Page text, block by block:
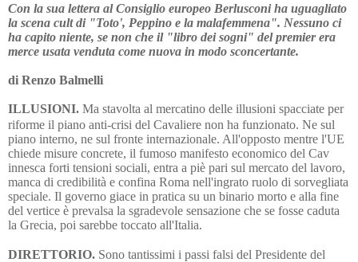
Con la sua lettera al Consiglio europeo Berlusconi ha uguagliato
la scena cult di "Toto', Peppino e la malafemmena". Nessuno ci
ha capito niente, se non che il "libro dei sogni" del premier era
merce usata venduta come nuova in modo sconcertante.
di Renzo Balmelli
ILLUSIONI. Ma stavolta al mercatino delle illusioni spacciate per
riforme il piano anti-crisi del Cavaliere non ha funzionato. Ne sul
piano interno, ne sul fronte internazionale. All'opposto mentre l'UE
chiede misure concrete, il fumoso manifesto economico del Cav
innesca forti tensioni sociali, entra a piè pari sul mercato del lavoro,
manca di credibilità e confina Roma nell'ingrato ruolo di sorvegliata
speciale. Il governo giace in pratica su un binario morto e alla fine
del vertice è prevalsa la sgradevole sensazione che se fosse caduta
la Grecia, poi sarebbe toccato all'Italia.
DIRETTORIO. Sono tantissimi i passi falsi del Presidente del